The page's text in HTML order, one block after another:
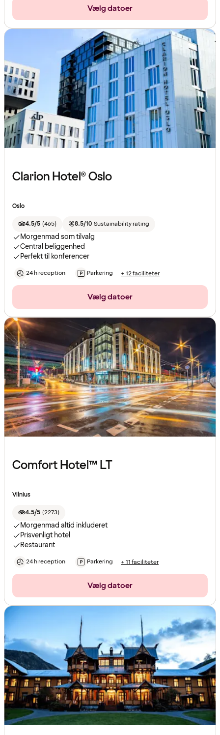
Vælg datoer
Clarion Hotel® Oslo
Oslo
4.5/5 (465) 8.5/10 Sustainability rating
Morgenmad som tilvalg
Central beliggenhed
Perfekt til konferencer
24 h reception Parkering + 12 faciliteter
Vælg datoer
Comfort Hotel™ LT
Vilnius
4.5/5 (2273)
Morgenmad altid inkluderet
Prisvenligt hotel
Restaurant
24 h reception Parkering + 11 faciliteter
Vælg datoer